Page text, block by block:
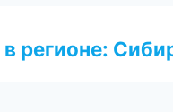
регионе: